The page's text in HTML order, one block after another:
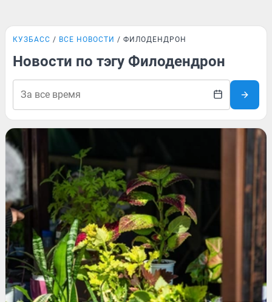
КУЗБАСС ВСЕ НОВОСТИ ФИЛОДЕНДРОН
Новости по тэгу Филодендрон